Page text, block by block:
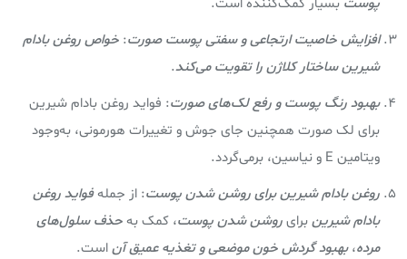
پوست بسیار کمک‌‌کننده است.
افزایش خاصیت ارتجاعی و سفتی پوست صورت: خواص روغن بادام
شيرينساختار کلاژن را تقویت می‌کند.
بهبود رنگ پوست و رفع لک‌های صورت: فواید روغن بادام شیرین
برای لک صورت همچنین جای جوش و تغییرات هورمونی، به‌وجود
ویتامین E و نیاسین، برمی‌گردد.
روغن بادام شیرین برای روشن شدن پوست: از جملهفواید روغن
بادام شيرينبرایروشن شدن پوست، کمک بهحذف سلول‌های
مرده،بهبود گردش خون موضعی و تغذیه عمیق آناست.